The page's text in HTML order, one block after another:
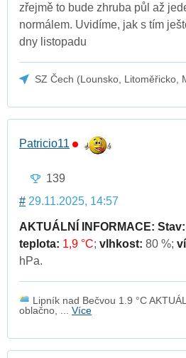
zřejmě to bude zhruba půl až
normálem. Uvidíme, jak s tím
dny listopadu
SZ Čech (Lounsko, Litoměřicko,
Patricio11
139
# 29.11.2025, 14:57
AKTUÁLNÍ INFORMACE: Stav:
teplota: 1,9 °C; vlhkost: 80 %;
hPa.
Lipník nad Bečvou 1.9 °C
oblačno, ... Více